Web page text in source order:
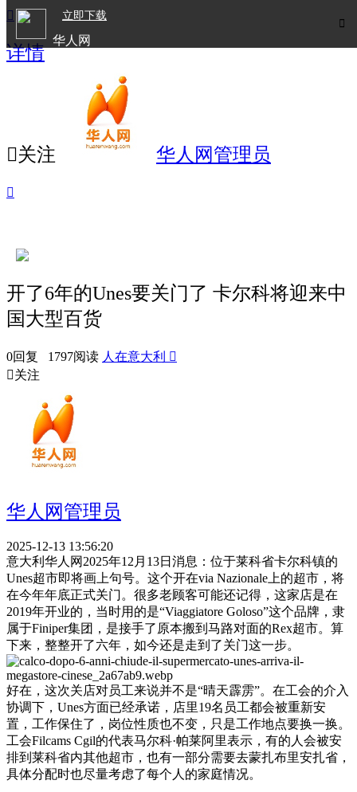

立即下载
华人网

详情
关注 华人网管理员

开了6年的Unes要关门了 卡尔科将迎来中
国大型百货
0回复 1797阅读 人在意大利 
关注
华人网管理员
2025-12-13 13:56:20
意大利华人网2025年12月13日消息：位于莱科省卡尔科镇的
Unes超市即将画上句号。这个开在via Nazionale上的超市，将
在今年年底正式关门。很多老顾客可能还记得，这家店是在
2019年开业的，当时用的是“Viaggiatore Goloso”这个品牌，隶
属于Finiper集团，是接手了原本搬到马路对面的Rex超市。算
下来，整整开了六年，如今还是走到了关门这一步。
好在，这次关店对员工来说并不是“晴天霹雳”。在工会的介入
协调下，Unes方面已经承诺，店里19名员工都会被重新安
置，工作保住了，岗位性质也不变，只是工作地点要换一换。
工会Filcams Cgil的代表马尔科·帕莱阿里表示，有的人会被安
排到莱科省内其他超市，也有一部分需要去蒙扎布里安扎省，
具体分配时也尽量考虑了每个人的家庭情况。